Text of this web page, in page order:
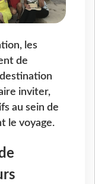
les
de
inviter,
au sein de
le voyage.